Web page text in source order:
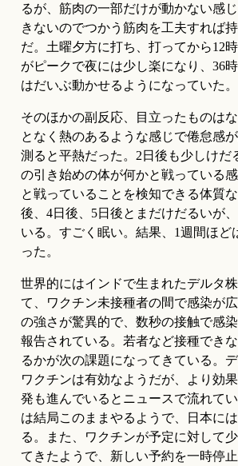
るが、筋肉の一部だけが動かない感
きないのでつかう筋肉を工夫すれば
だ。土曜夕方に打ち、打ってから12
がピークで夜には少し楽になり、36
はだいぶ動かせるようになっていた。
そのほかの副反応、目立ったものは
となく熱のあるような感じで倦怠感
測ると平熱だった。2日後も少しけだ
の引き始めの体が何かと戦っている
と戦っていることを検知できる体質
後、4日後、5日後とまだけだるいが
いる。すごく眠い。結果、1週間ほど
った。
世界的にはインドで生まれたデルタ
て、ワクチン未接種者の間で感染が
の強さが驚異的で、数秒の接触で感
報告されている。若者など接種でき
るかが次の課題になってきている。
ワクチンは有効なようだが、より効
発も進んでいるとニュースで流れて
は結局このままやるようで、日本に
る。また、ワクチンが予定に対して
てきたようで、新しい予約を一時停止